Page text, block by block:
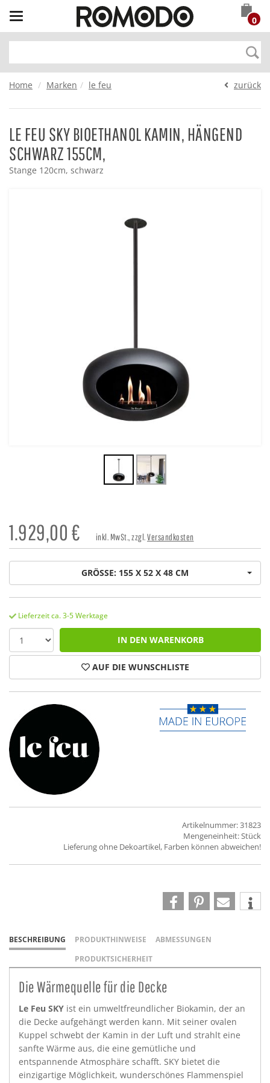
Toggle
navigation
0
Home Marken le feu zurück
LE FEU SKY BIOETHANOL KAMIN, HÄNGEND
SCHWARZ 155CM,
Stange 120cm, schwarz
1.929,00€ inkl. MwSt., zzgl.Versandkosten
GRÖSSE: 155 X 52 X 48 CM
Lieferzeit ca. 3-5 Werktage
IN DEN WARENKORB
AUF DIE WUNSCHLISTE
Artikelnummer: 31823
Mengeneinheit: Stück
Lieferung ohne Dekoartikel, Farben können abweichen!
BESCHREIBUNG PRODUKTHINWEISE
ABMESSUNGEN
PRODUKTSICHERHEIT
Die Wärmequelle für die Decke
Le Feu SKY ist ein umweltfreundlicher Biokamin, der an
die Decke aufgehängt werden kann. Mit seiner ovalen
Kuppel schwebt der Kamin in der Luft und strahlt eine
sanfte Wärme aus, die eine gemütliche und
entspannende Atmosphäre schafft. SKY bietet die
einzigartige Möglichkeit, wunderschönes Flammenspiel